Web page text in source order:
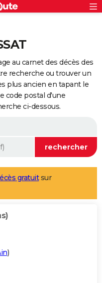
au carnet des décès des
recherche ou trouver un
plus ancien en tapant le
code postal d'une
ci-dessous.
gratuitsur
)